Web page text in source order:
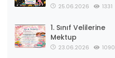
25.06.2026 1331
1. Sınıf Velilerine
Mektup
23.06.2026 1090